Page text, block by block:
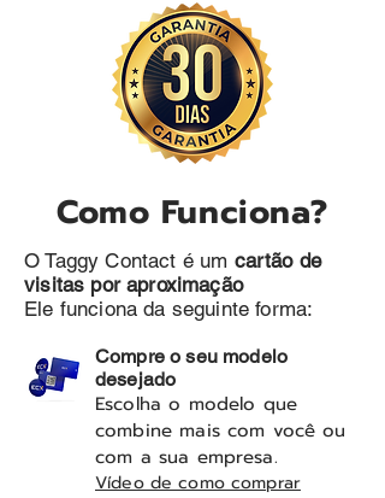
Como Funciona?
O Taggy Contact é um cartão de
visitas por aproximação
Ele funciona da seguinte forma:
Compre o seu modelo
desejado
Escolha o modelo que
combine mais com você ou
com a sua empresa.
Vídeo de como comprar